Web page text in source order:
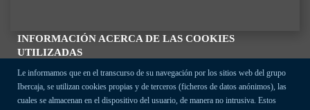
INFORMACIÓN ACERCA DE LAS COOKIES
UTILIZADAS
Le informamos que en el transcurso de su navegación por los sitios web del grupo
Ibercaja, se utilizan cookies propias y de terceros (ficheros de datos anónimos), las
cuales se almacenan en el dispositivo del usuario, de manera no intrusiva. Estos